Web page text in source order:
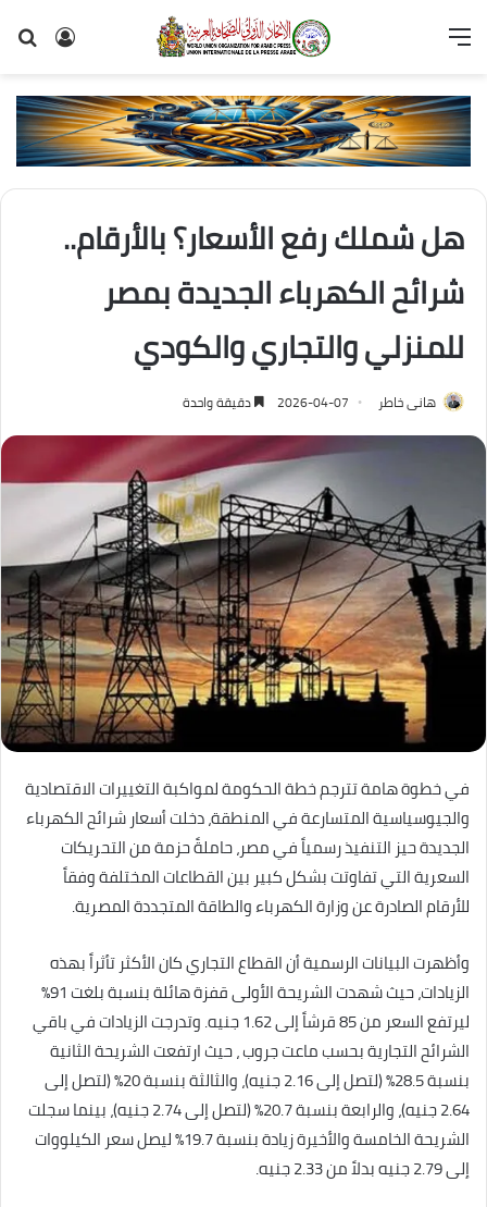
تسجيل
القائمة
هل شملك رفع الأسعار؟ بالأرقام..
شرائح الكهرباء الجديدة بمصر
للمنزلي والتجاري والكودي
هانى خاطر 2026-04-07 دقيقة واحدة
في خطوة هامة تترجم خطة الحكومة لمواكبة التغييرات الاقتصادية
والجيوسياسية المتسارعة في المنطقة، دخلت أسعار شرائح الكهرباء
الجديدة حيز التنفيذ رسمياً في مصر، حاملةً حزمة من التحريكات
السعرية التي تفاوتت بشكل كبير بين القطاعات المختلفة وفقاً
للأرقام الصادرة عن وزارة الكهرباء والطاقة المتجددة المصرية.
وأظهرت البيانات الرسمية أن القطاع التجاري كان الأكثر تأثراً بهذه
الزيادات، حيث شهدت الشريحة الأولى قفزة هائلة بنسبة بلغت 91%
ليرتفع السعر من 85 قرشاً إلى 1.62 جنيه. وتدرجت الزيادات في باقي
الشرائح التجارية بحسب ماعت جروب ، حيث ارتفعت الشريحة الثانية
بنسبة 28.5% (لتصل إلى 2.16 جنيه)، والثالثة بنسبة 20% (لتصل إلى
2.64 جنيه)، والرابعة بنسبة 20.7% (لتصل إلى 2.74 جنيه)، بينما سجلت
الشريحة الخامسة والأخيرة زيادة بنسبة 19.7% ليصل سعر الكيلووات
إلى 2.79 جنيه بدلاً من 2.33 جنيه.